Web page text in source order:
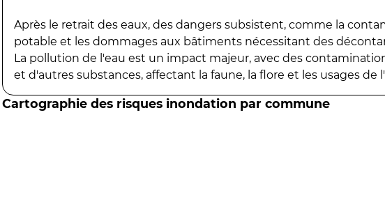
Après le retrait des eaux, des dangers subsistent, comme la
potable et les dommages aux bâtiments nécessitant des
La pollution de l'eau est un impact majeur, avec des
et d'autres substances, affectant la faune, la flore et les usages de
Cartographie des risques inondation par commune